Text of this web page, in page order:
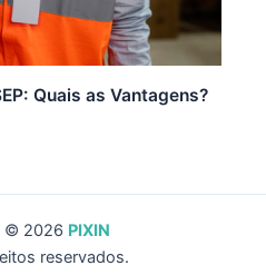
Quais as Vantagens?
© 2026 PIXIN
reservados.